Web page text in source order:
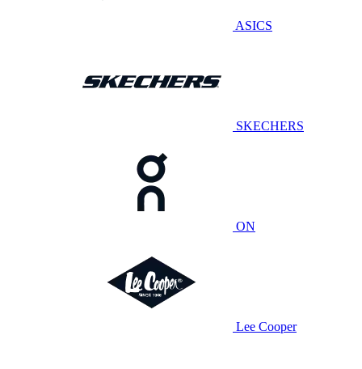
ASICS
SKECHERS
ON
Lee Cooper